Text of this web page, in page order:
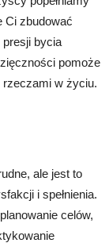
Ci zbudować
bycia
pomoże
w życiu.
ale jest to
i spełnienia.
celów,